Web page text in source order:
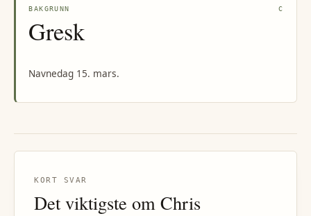
BAKGRUNN C
Gresk
Navnedag 15. mars.
KORT SVAR
Det viktigste om Chris